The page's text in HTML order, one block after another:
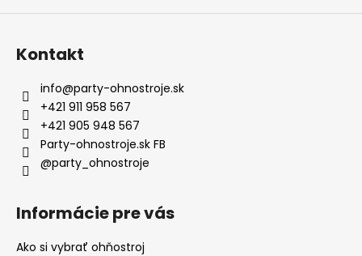
Kontakt
info@party-ohnostroje.sk
+421 911 958 567
+421 905 948 567
Party-ohnostroje.sk FB
@party_ohnostroje
Informácie pre vás
Ako si vybrať ohňostroj